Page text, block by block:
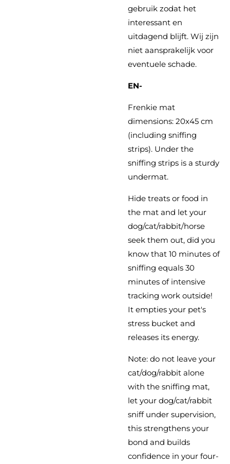
gebruik zodat het
interessant en
uitdagend blijft. Wij zijn
niet aansprakelijk voor
eventuele schade.
EN-
Frenkie mat
dimensions: 20x45 cm
(including sniffing
strips). Under the
sniffing strips is a sturdy
undermat.
Hide treats or food in
the mat and let your
dog/cat/rabbit/horse
seek them out, did you
know that 10 minutes of
sniffing equals 30
minutes of intensive
tracking work outside!
It empties your pet's
stress bucket and
releases its energy.
Note: do not leave your
cat/dog/rabbit alone
with the sniffing mat,
let your dog/cat/rabbit
sniff under supervision,
this strengthens your
bond and builds
confidence in your four-